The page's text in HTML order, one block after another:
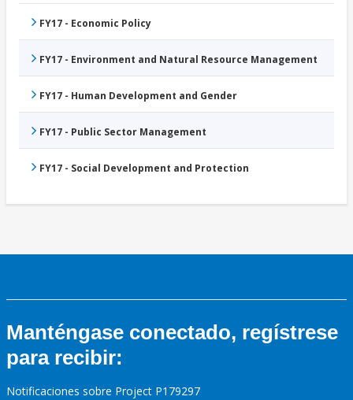
FY17 - Economic Policy
FY17 - Environment and Natural Resource Management
FY17 - Human Development and Gender
FY17 - Public Sector Management
FY17 - Social Development and Protection
Manténgase conectado, regístrese
para recibir:
Notificaciones sobre Project P179297